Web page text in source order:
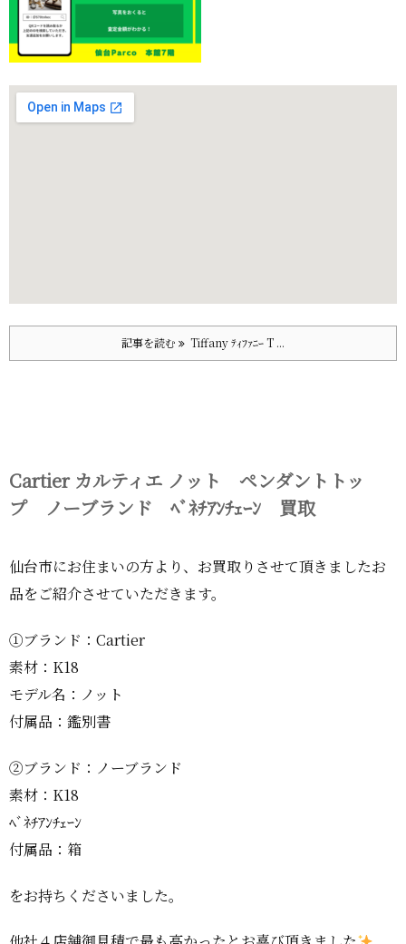
記事を読む Tiffany ﾃｨﾌｧﾆｰ T ...
Cartier カルティエ ノット ペンダントトッ
プ ノーブランド ﾍﾞﾈﾁｱﾝﾁｪｰﾝ 買取
仙台市にお住まいの方より、お買取りさせて頂きましたお
品をご紹介させていただきます。
①ブランド：Cartier
素材：K18
モデル名：ノット
付属品：鑑別書
②ブランド：ノーブランド
素材：K18
ﾍﾞﾈﾁｱﾝﾁｪｰﾝ
付属品：箱
をお持ちくださいました。